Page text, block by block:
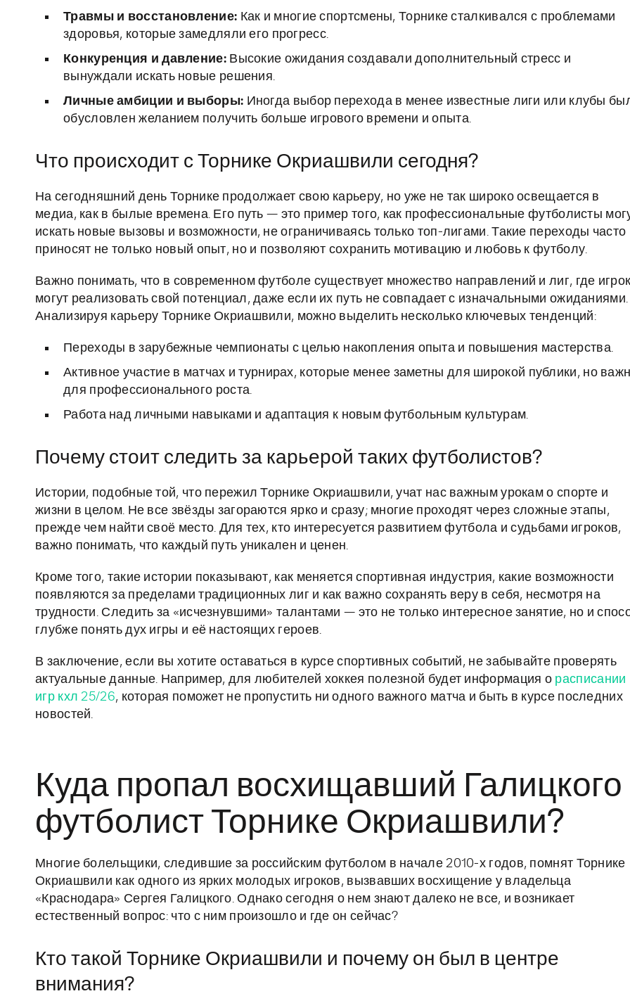
Травмы и восстановление: Как и многие спортсмены, Торнике сталкивался с проблемами
здоровья, которые замедляли его прогресс.
Конкуренция и давление:Высокие ожидания создавали дополнительный стресс и
вынуждали искать новые решения.
Личные амбиции и выборы: Иногда выбор перехода в менее известные лиги или клубы
обусловлен желанием получить больше игрового времени и опыта.
Что происходит с Торнике Окриашвили сегодня?
На сегодняшний день Торнике продолжает свою карьеру, но уже не так широко освещается в
медиа, как в былые времена. Его путь — это пример того, как профессиональные футболисты
искать новые вызовы и возможности, не ограничиваясь только топ-лигами. Такие переходы часто
приносят не только новый опыт, но и позволяют сохранить мотивацию и любовь к футболу.
Важно понимать, что в современном футболе существует множество направлений и лиг, где
могут реализовать свой потенциал, даже если их путь не совпадает с изначальными ожиданиями.
Анализируя карьеру Торнике Окриашвили, можно выделить несколько ключевых тенденций:
Переходы в зарубежные чемпионаты с целью накопления опыта и повышения мастерства.
Активное участие в матчах и турнирах, которые менее заметны для широкой публики, но
для профессионального роста.
Работа над личными навыками и адаптация к новым футбольным культурам.
Почему стоит следить за карьерой таких футболистов?
Истории, подобные той, что пережил Торнике Окриашвили, учат нас важным урокам о спорте и
жизни в целом. Не все звёзды загораются ярко и сразу; многие проходят через сложные этапы,
прежде чем найти своё место. Для тех, кто интересуется развитием футбола и судьбами игроков,
важно понимать, что каждый путь уникален и ценен.
Кроме того, такие истории показывают, как меняется спортивная индустрия, какие возможности
появляются за пределами традиционных лиг и как важно сохранять веру в себя, несмотря на
трудности. Следить за «исчезнувшими» талантами — это не только интересное занятие, но и
глубже понять дух игры и её настоящих героев.
В заключение, если вы хотите оставаться в курсе спортивных событий, не забывайте проверять
актуальные данные. Например, для любителей хоккея полезной будет информация о расписании
игр кхл 25/26, которая поможет не пропустить ни одного важного матча и быть в курсе последних
новостей.
Куда пропал восхищавший Галицкого
футболист Торнике Окриашвили?
Многие болельщики, следившие за российским футболом в начале 2010-х годов, помнят Торнике
Окриашвили как одного из ярких молодых игроков, вызвавших восхищение у владельца
«Краснодара» Сергея Галицкого. Однако сегодня о нем знают далеко не все, и возникает
естественный вопрос: что с ним произошло и где он сейчас?
Кто такой Торнике Окриашвили и почему он был в центре
внимания?